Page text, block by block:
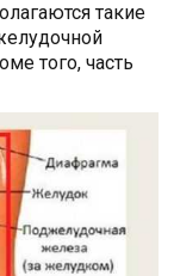
такие
того, часть